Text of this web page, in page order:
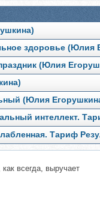
здоровье (Юлия
(Юлия
(Юлия
интеллект.
Тариф
всегда, выручает